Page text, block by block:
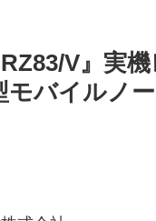
V』実
バイルノー